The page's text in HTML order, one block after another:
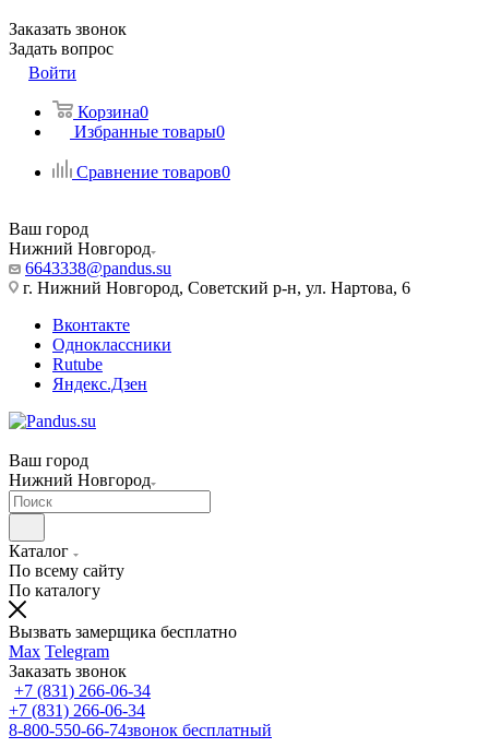
Заказать звонок
Задать вопрос
Войти
Корзина0
Избранные товары0
Сравнение товаров0
Ваш город
Нижний Новгород
6643338@pandus.su
г. Нижний Новгород, Советский р-н, ул. Нартова, 6
Вконтакте
Одноклассники
Rutube
Яндекс.Дзен
Ваш город
Нижний Новгород
Каталог
По всему сайту
По каталогу
Вызвать замерщика бесплатно
Max Telegram
Заказать звонок
+7 (831) 266-06-34
+7 (831) 266-06-34
8-800-550-66-74звонок бесплатный